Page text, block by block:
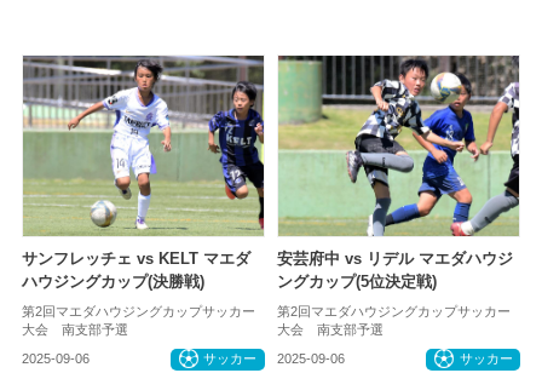
サンフレッチェ vs KELT マエダ
ハウジングカップ(決勝戦)
第2回マエダハウジングカップサッカー
大会 南支部予選
2025-09-06 サッカー
安芸府中 vs リデル マエダハウジ
ングカップ(5位決定戦)
第2回マエダハウジングカップサッカー
大会 南支部予選
2025-09-06 サッカー